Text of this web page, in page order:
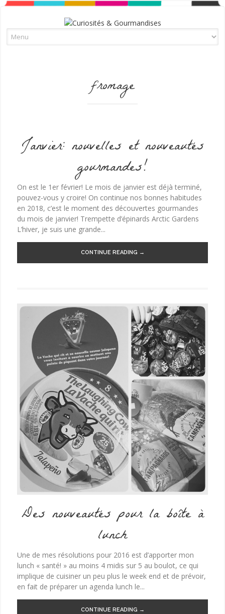
fromage
Janvier: nouvelles et nouveautés
gourmandes!
On est le 1er février! Le mois de janvier est déjà terminé,
pouvez-vous y croire! On continue nos bonnes habitudes
en 2018, c’est le moment des découvertes gourmandes
du mois de janvier! Trempette d’épinards Arctic Gardens
L’hiver, je suis une grande...
CONTINUE READING →
Des nouveautés pour la boîte à
lunch
Une de mes résolutions pour 2016 est d’apporter mon
lunch « santé! » au moins 4 midis sur 5 au boulot, ce qui
implique de cuisiner un peu plus le week end et de prévoir,
en fait de préparer un agenda lunch le...
CONTINUE READING →